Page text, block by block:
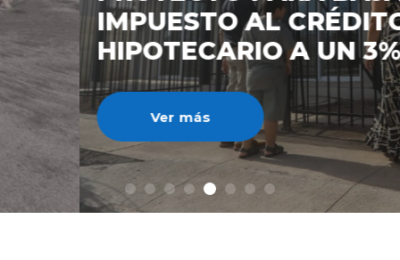
IMPUESTO AL CRÉDITO
HIPOTECARIO A UN 3%
Ver más